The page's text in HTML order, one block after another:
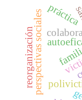
perspectivas socialespráctica
reorganización